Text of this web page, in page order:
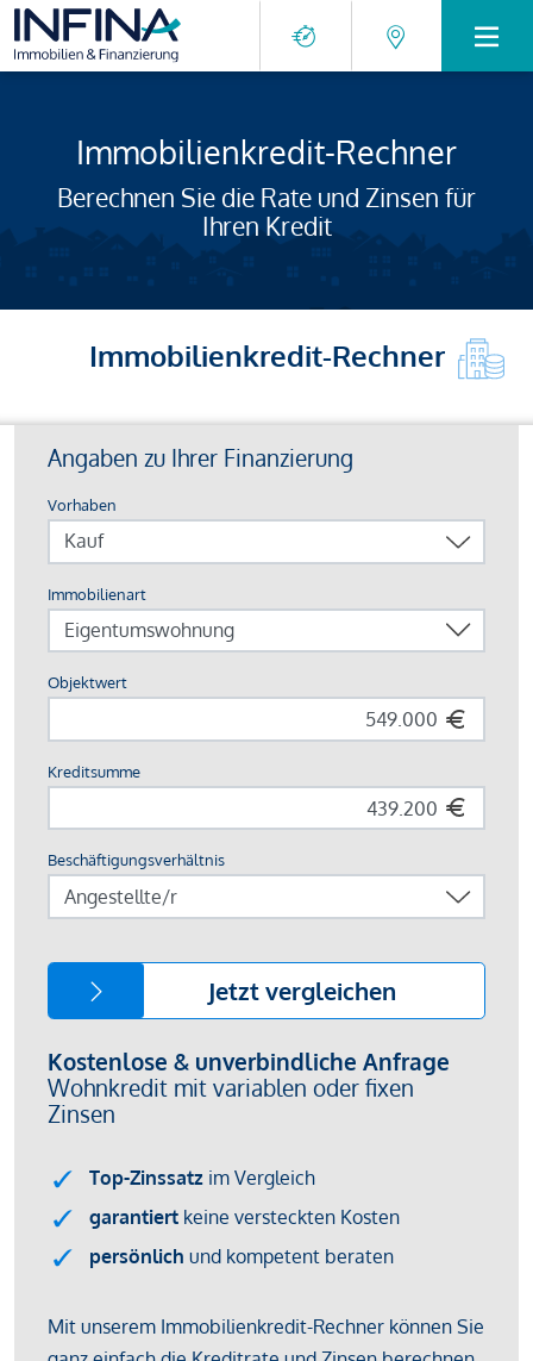
Immobilienkredit-Rechner
Berechnen Sie die Rate und Zinsen für
Ihren Kredit
Immobilienkredit-Rechner